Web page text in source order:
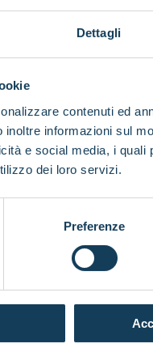
Dettagli
contenuti ed
inoltre informazioni sul
e social media, i
dei loro servizi.
Preferenze
5G
Latenza